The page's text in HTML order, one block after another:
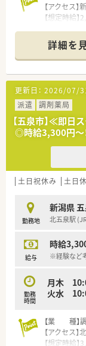
の時間を上
■調剤業務
指して日々
【アクセス
【想定時給
月～金
週5日
※8:30～
【業務内容】
【応需科目
外科、内分
【人員体制
＼手厚い
■万全のサ
■各種保険
償責任保険
暇など
ご希望条件
詳細を
更新日： 2026/07/
派遣
調剤薬局
【五泉市】≪即日
◎時給3,300円～
土日祝休み 土日
勤務地
新潟県
北五泉駅
給与
時給
※経験など
勤務
時間
月木
火水
【業 種】
【アクセス
【想定時給